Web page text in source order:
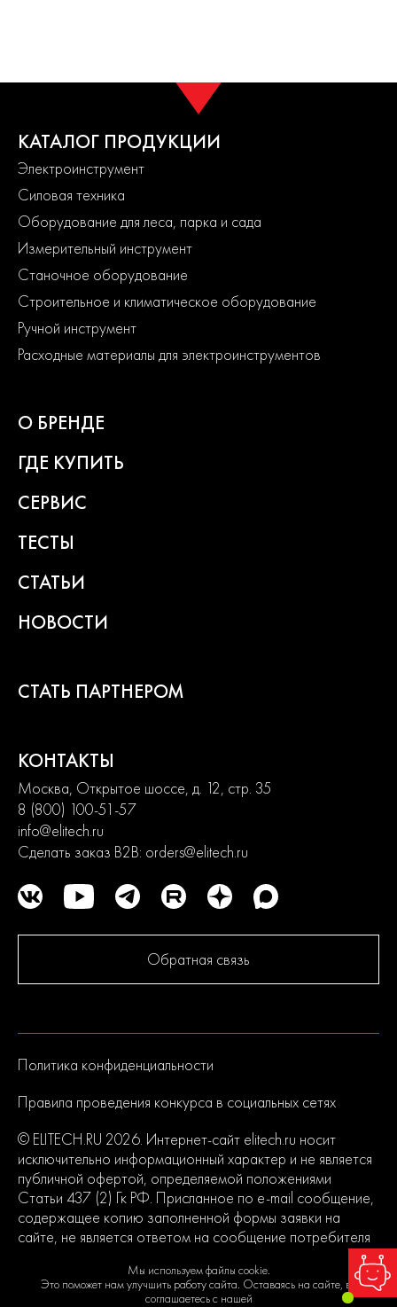
КАТАЛОГ ПРОДУКЦИИ
Электроинструмент
Силовая техника
Оборудование для леса, парка и сада
Измерительный инструмент
Станочное оборудование
Строительное и климатическое оборудование
Ручной инструмент
Расходные материалы для электроинструментов
О БРЕНДЕ
ГДЕ КУПИТЬ
СЕРВИС
ТЕСТЫ
СТАТЬИ
НОВОСТИ
СТАТЬ ПАРТНЕРОМ
КОНТАКТЫ
Москва, Открытое шоссе, д. 12, стр. 35
8 (800) 100-51-57
info@elitech.ru
Сделать заказ B2B: orders@elitech.ru
Обратная связь
Политика конфиденциальности
Правила проведения конкурса в социальных сетях
© ELITECH.RU 2026. Интернет-сайт elitech.ru носит
исключительно информационный характер и не является
публичной офертой, определяемой положениями
Статьи 437 (2) Гк РФ. Присланное по e-mail сообщение,
содержащее копию заполненной формы заявки на
сайте, не является ответом на сообщение потребителя
сайта.
Мы используем файлы cookie.
Это поможет нам улучшить работу сайта. Оставаясь на сайте, вы
соглашаетесь с нашей